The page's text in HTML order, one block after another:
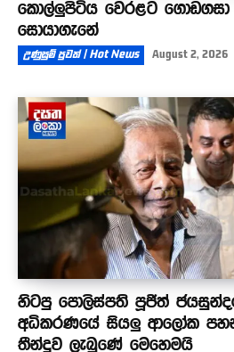
කොල්ලුපිටිය වෙරළට
සොයාගැනේ
උණුසුම් පුවත් | Hot News August 2, 2026
හිටපු පොලිස්පති පූජිත්
අධිකරණයේ සියලු ආලෝක
තීන්දුව ලැබුණේ මෙහෙමයි